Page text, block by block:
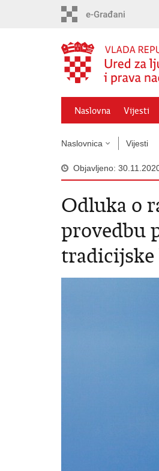
Naslovna Vijesti
Naslovnica Vijesti
Objavljeno:
Odluka o
provedbu
tradicijske